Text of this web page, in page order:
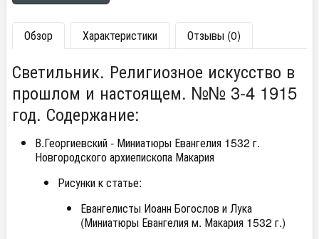
Обзор Характеристики Отзывы (0)
Светильник. Религиозное искусство в
прошлом и настоящем. №№ 3-4 1915
год. Содержание:
В.Георгиевский - Миниатюры Евангелия 1532 г.
Новгородского архиепископа Макария
Рисунки к статье:
Евангелисты Иоанн Богослов и Лука
(Миниатюры Евангелия м. Макария 1532 г.)